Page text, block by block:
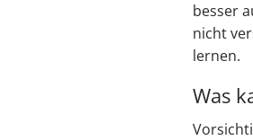
besser
nicht
lernen.
Was